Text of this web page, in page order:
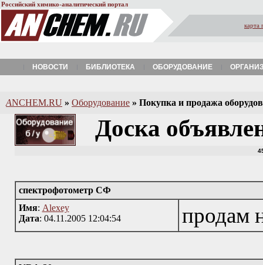
Российский химико-аналитический портал
карта
НОВОСТИ БИБЛИОТЕКА ОБОРУДОВАНИЕ
ANCHEM.RU » Оборудование » Покупка и продажа
Доска
спектрофотометр СФ
Имя: Alexey
Дата: 04.11.2005 12:04:54 продам